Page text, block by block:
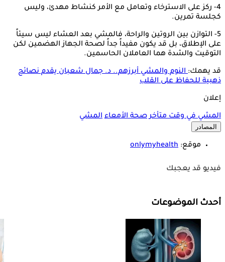
4- ركز على الاسترخاء وتعامل مع الأمر كنشاط مهدئ، وليس
كجلسة تمرين.
5- التوازن بين الروتين والراحة، فالمشي بعد العشاء ليس سيئاً
على الإطلاق، بل قد يكون مفيداً جداً لصحة الجهاز الهضمين لكن
التوقيت والشدة هما العاملان الحاسمين.
قد يهمك:النوم والمشي أبرزهم.. د. جمال شعبان يقدم نصائح
ذهبية للحفاظ على القلب
إعلان
المشي في وقت متأخر صحة الأمعاء المشي
المصادر
موقع: onlymyhealth
فيديو قد يعجبك
أحدث الموضوعات